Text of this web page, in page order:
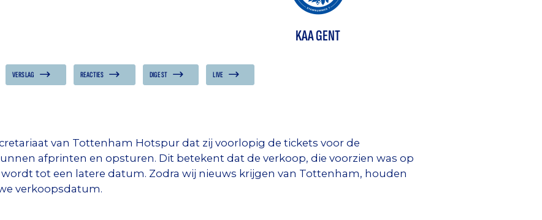
KAA GENT
VERSLAG REACTIES DIGEST LIVE
van Tottenham Hotspur dat zij voorlopig de tickets voor de
afprinten en opsturen. Dit betekent dat de verkoop, die voorzien was op
tot een latere datum. Zodra wij nieuws krijgen van Tottenham, houden
verkoopsdatum.